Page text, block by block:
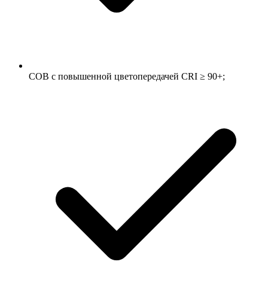
COB с повышенной цветопередачей CRI ≥ 90+;